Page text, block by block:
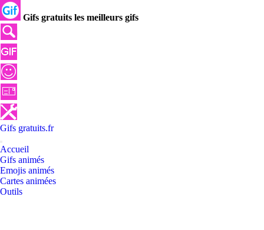
Gifs gratuits les meilleurs gifs
Gifs gratuits.fr
Accueil
Gifs animés
Emojis animés
Cartes animées
Outils